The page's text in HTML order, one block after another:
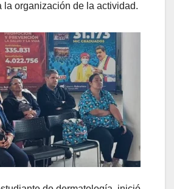
la organización de la actividad.